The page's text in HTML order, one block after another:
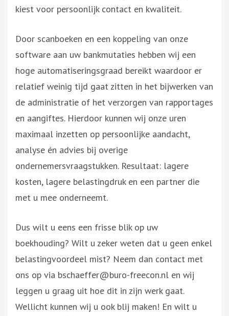
kiest voor persoonlijk contact en kwaliteit.
Door scanboeken en een koppeling van onze
software aan uw bankmutaties hebben wij een
hoge automatiseringsgraad bereikt waardoor er
relatief weinig tijd gaat zitten in het bijwerken van
de administratie of het verzorgen van rapportages
en aangiftes. Hierdoor kunnen wij onze uren
maximaal inzetten op persoonlijke aandacht,
analyse én advies bij overige
ondernemersvraagstukken. Resultaat: lagere
kosten, lagere belastingdruk en een partner die
met u mee onderneemt.
Dus wilt u eens een frisse blik op uw
boekhouding? Wilt u zeker weten dat u geen enkel
belastingvoordeel mist? Neem dan contact met
ons op via bschaeffer@buro-freecon.nl en wij
leggen u graag uit hoe dit in zijn werk gaat.
Wellicht kunnen wij u ook blij maken! En wilt u